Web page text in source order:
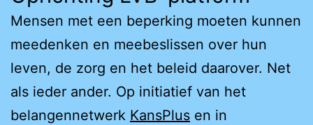
Mensen met een beperking moeten kunnen
meedenken en meebeslissen over hun
leven, de zorg en het beleid daarover. Net
als ieder ander. Op initiatief van het
belangennetwerk KansPlus en in